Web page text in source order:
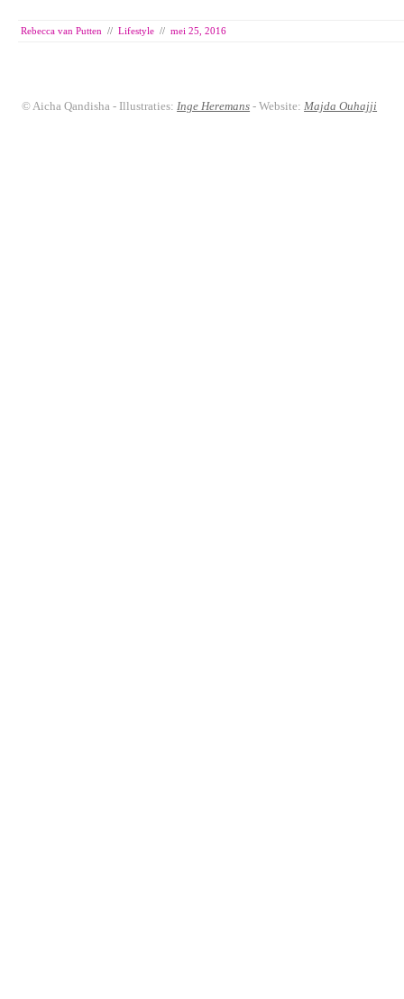
Rebecca van Putten // Lifestyle // mei 25, 2016
© Aicha Qandisha - Illustraties: Inge Heremans - Website: Majda Ouhajji